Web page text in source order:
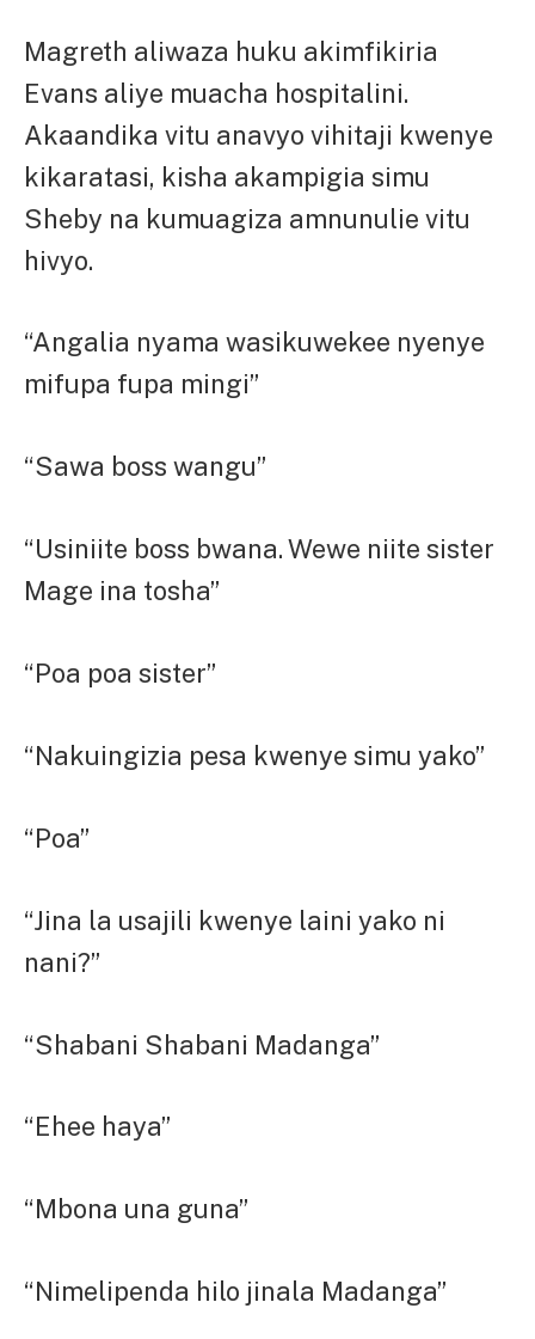
Magreth aliwaza huku akimfikiria
Evans aliye muacha hospitalini.
Akaandika vitu anavyo vihitaji kwenye
kikaratasi, kisha akampigia simu
Sheby na kumuagiza amnunulie vitu
hivyo.
“Angalia nyama wasikuwekee nyenye
mifupa fupa mingi”
“Sawa boss wangu”
“Usiniite boss bwana. Wewe niite sister
Mage ina tosha”
“Poa poa sister”
“Nakuingizia pesa kwenye simu yako”
“Poa”
“Jina la usajili kwenye laini yako ni
nani?”
“Shabani Shabani Madanga”
“Ehee haya”
“Mbona una guna”
“Nimelipenda hilo jinala Madanga”